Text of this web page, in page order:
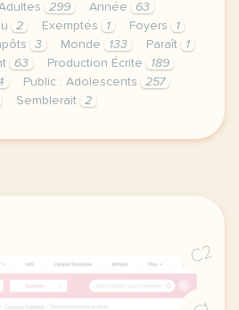
299 Année
63
2 Exemptés 1 Foyers
1
3 Monde 133 Paraît
1
63 Production Écrite
189
Public : Adolescents
257
Semblerait 2
b2 c2 public grands
C2